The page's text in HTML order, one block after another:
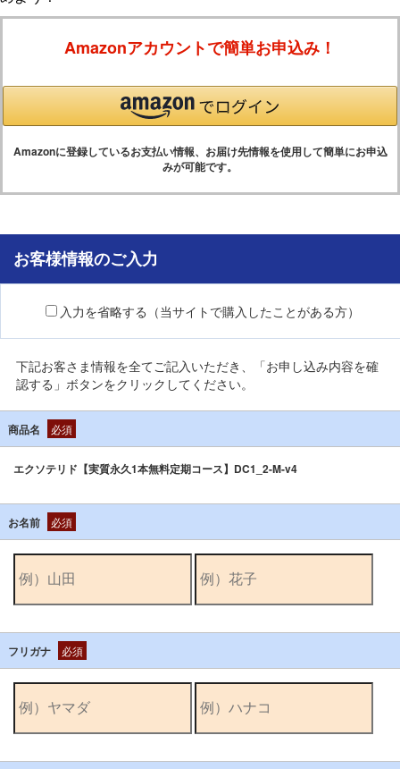
Amazonアカウントで簡単お申込み！
Amazonに登録しているお支払い情報、お届け先情報を使用して簡単にお申込
みが可能です。
お客様情報のご入力
入力を省略する（当サイトで購入したことがある方）
下記お客さま情報を全てご記入いただき、「お申し込み内容を確
認する」ボタンをクリックしてください。
商品名 必須
エクソテリド【実質永久1本無料定期コース】DC1_2-M-v4
お名前 必須
フリガナ 必須